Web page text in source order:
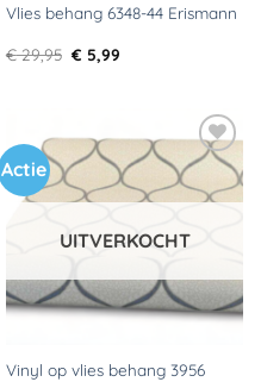
Vlies behang 6348-44 Erismann
€29,95 Oorspronkelijke
prijs
€ 5,99Huidige
Actie
Toevoegen
aan
verlanglijst
UITVERKOCHT
Vinyl op vlies behang 3956